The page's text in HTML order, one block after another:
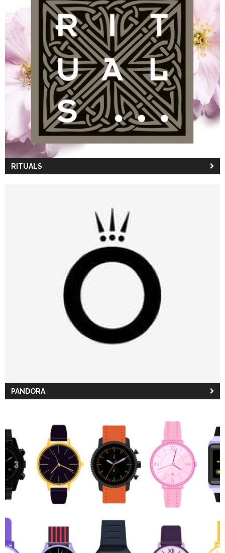
RITUALS
PANDORA